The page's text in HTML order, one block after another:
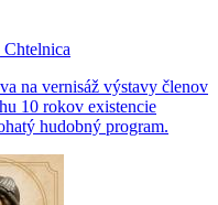
na vernisáž výstavy členov
10 rokov existencie
hudobný program.